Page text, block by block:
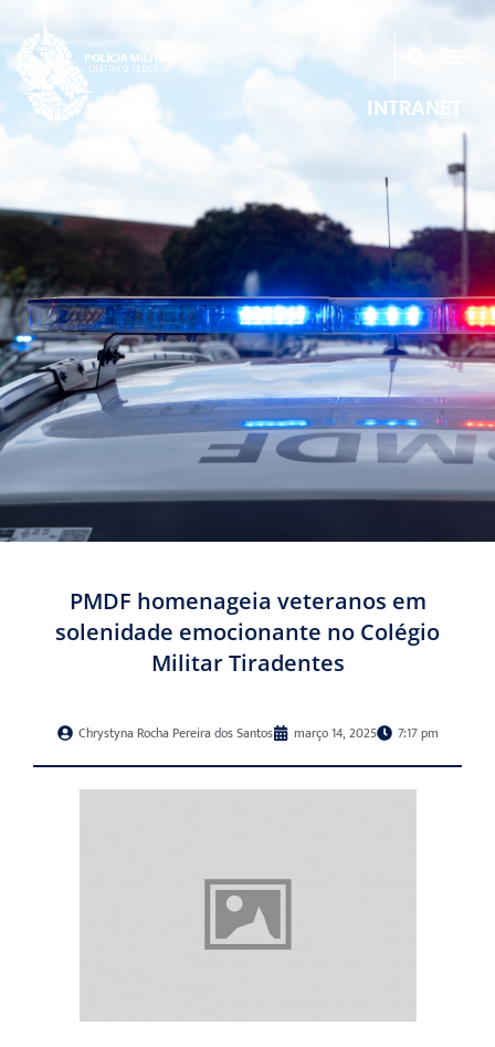
INTRANET
PMDF homenageia veteranos em
solenidade emocionante no Colégio
Militar Tiradentes
Chrystyna Rocha Pereira dos Santos março 14, 2025 7:17 pm